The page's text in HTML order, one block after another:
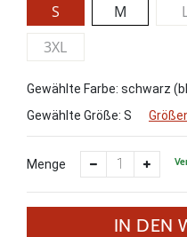
S M
3XL
Gewählte Farbe: schwarz
Gewählte Größe: S
Menge
IN DEN